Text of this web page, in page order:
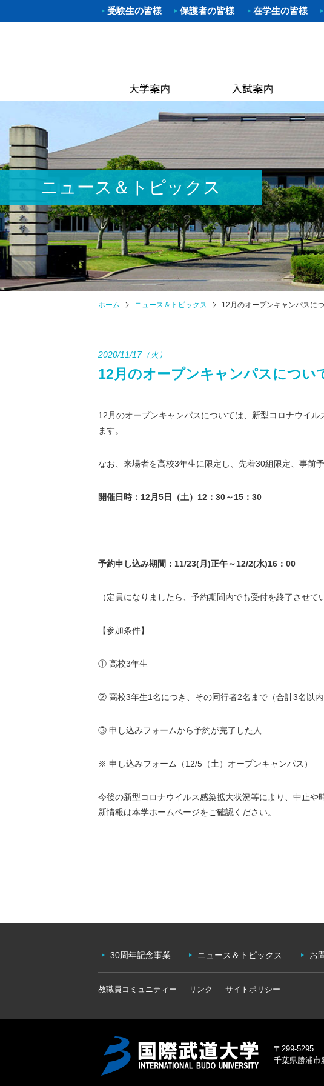
受験生の皆様 保護者の皆様 在学生の皆様
沿革
建学の精神・教育目標
校歌
校章・ロゴ・シン
3つのポリシー
アセスメントポリシー
ミッション・ステイ
教員紹介
履修の手引・授業概要
大学院入試要項
オープンキャンパス
進学相談会
入学金・学費等
入試資料請求
別科 武道専修課程
大学院
カリキュラム
取得可能な資格
教員紹介
進路（就職）支援プログ
就職概要状況（結果）
求人お申し込みのお願い
武大NAVI（求人検索）
求人企業・卒業生アンケ
OPAC（国際武道
国際交流プログラム
黒潮祭
学費・奨学金
各種手続き
なぎなた部
ハンドボール部
体操部
ゴルフ部
キンボール部
居合道準クラブ
ボクシング同好会
野外スポーツ同好会
ストリートダンス同好
茶道部
ICG同好会
ニュース＆トピックス
ホーム ニュース＆トピックス 12月のオープンキャンパスに
2020/11/17（火）
12月のオープンキャンパスについ
12月のオープンキャンパスについては、新型コロナウイ
ます。
なお、来場者を高校3年生に限定し、先着30組限定、事前
開催日時： 12月 5日（土） 12 ： 30～15 ： 30
予約申し込み期間： 11/23(月 )正午～12/2(水)16 ： 00
（定員になりましたら、予約期間内でも受付を終了させて
【参加条件】
① 高校3年生
② 高校3年生1名につき、その同行者2名まで（合計3名以内
③ 申し込みフォームから予約が完了した人
※ 申し込みフォーム（12/5（土）オープンキャンパス）
今後の新型コロナウイルス感染拡大状況等により、中止
新情報は本学ホームページをご確認ください。
30周年記念事業 ニュース＆トピックス お
教職員コミュニティー リンク サイトポリシー
〒299-5295
千葉県勝浦市